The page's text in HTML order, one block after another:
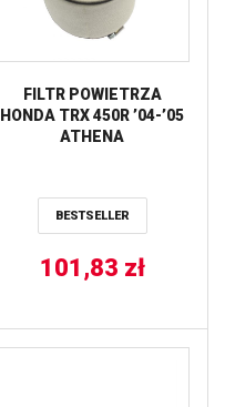
FILTR POWIETRZA
HONDA TRX 450R ’04-’05
ATHENA
BESTSELLER
101,83 zł